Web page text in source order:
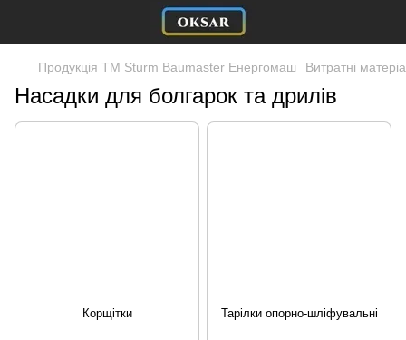
Продукція ТМ Sturm Baumaster Енергомаш Витратні
Насадки для болгарок та дрилів
Корщітки Тарілки опорно-шліфувальні